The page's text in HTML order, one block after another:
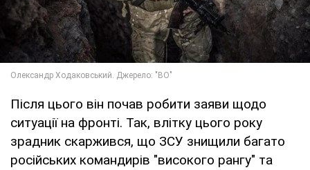
Після цього він почав робити заяви щодо
ситуації на фронті. Так, влітку цього року
зрадник скаржився, що ЗСУ знищили багато
російських командирів "високого рангу" та